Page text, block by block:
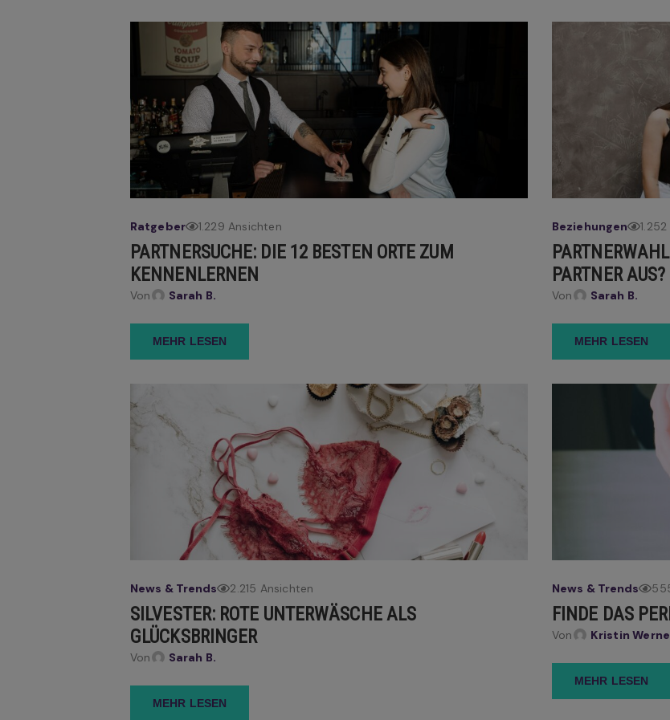
Ratgeber 1.229 Ansichten
PARTNERSUCHE: DIE 12 BESTEN ORTE ZUM
KENNENLERNEN
Von Sarah B.
MEHR LESEN
Beziehungen
PARTNER AUS?
Von Sarah B.
MEHR LESEN
News & Trends 2.215 Ansichten
SILVESTER: ROTE UNTERWÄSCHE ALS
GLÜCKSBRINGER
Von Sarah B.
MEHR LESEN
News & Trends
FINDE DAS
Von Kristin
MEHR LESEN